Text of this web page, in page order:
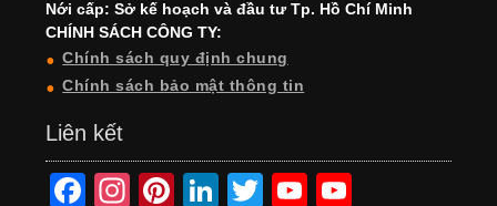
Nới cấp: Sở kế hoạch và đầu tư Tp. Hồ Chí Minh
CHÍNH SÁCH CÔNG TY:
Chính sách quy định chung
Chính sách bảo mật thông tin
Liên kết
F
In
Pi
Li
T
Y